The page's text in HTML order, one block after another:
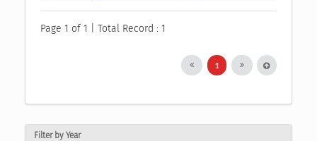
Page 1 of 1 | Total Record : 1
1
Filter by Year